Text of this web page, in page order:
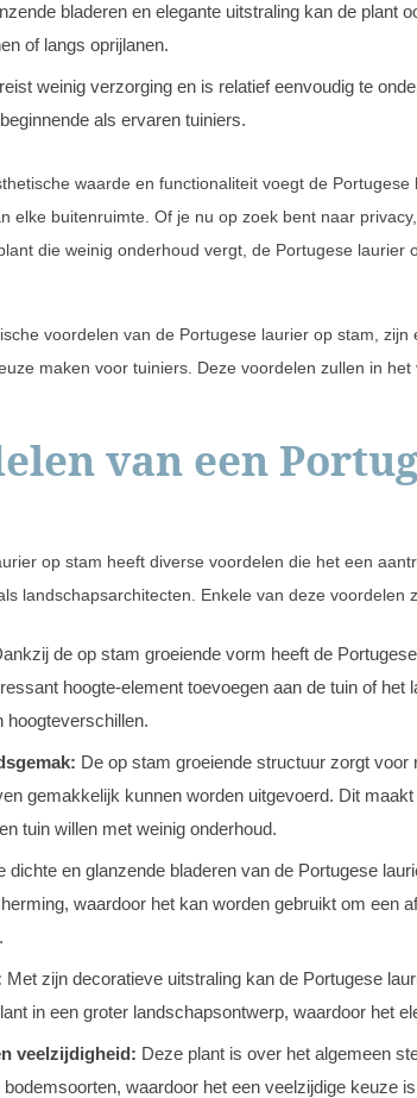
bladeren en elegante uitstraling kan de plant
of langs oprijlanen.
weinig verzorging en is relatief eenvoudig te
als ervaren tuiniers.
waarde en functionaliteit voegt de
elke buitenruimte. Of je nu op zoek bent naar
die weinig onderhoud vergt, de Portugese laurier
voordelen van de Portugese laurier op stam,
maken voor tuiniers. Deze voordelen zullen in
van een
op stam heeft diverse voordelen die het een
landschapsarchitecten. Enkele van deze voordelen
de op stam groeiende vorm heeft de
hoogte-element toevoegen aan de tuin of
hoogteverschillen.
De op stam groeiende structuur zorgt
gemakkelijk kunnen worden uitgevoerd. Dit
tuin willen met weinig onderhoud.
dichte en glanzende bladeren van de Portugese
waardoor het kan worden gebruikt om een
Met zijn decoratieve uitstraling kan de Portugese
in een groter landschapsontwerp, waardoor het
veelzijdigheid: Deze plant is over het algemeen
bodemsoorten, waardoor het een veelzijdige keuze